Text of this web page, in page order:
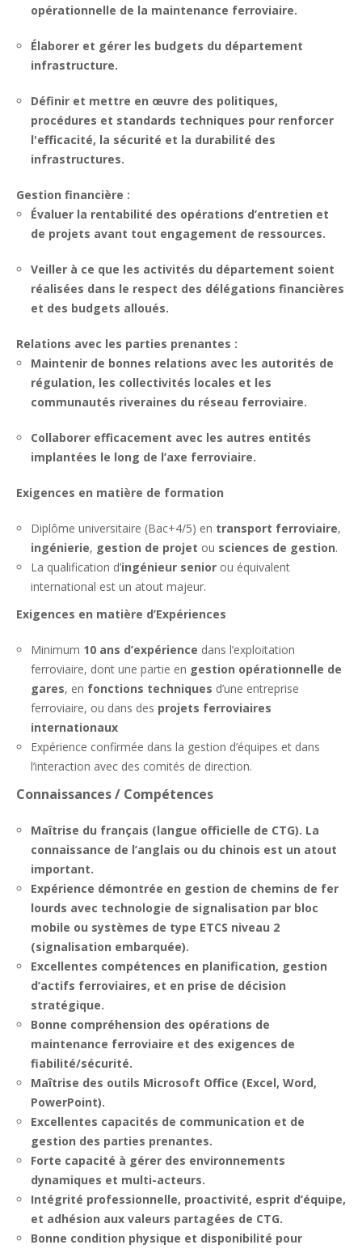
opérationnelle de la maintenance ferroviaire.
Élaborer et gérer les budgets du département
infrastructure.
Définir et mettre en œuvre des politiques,
procédures et standards techniques pour renforcer
l'efficacité, la sécurité et la durabilité des
infrastructures.
Gestion financière :
Évaluer la rentabilité des opérations d’entretien et
de projets avant tout engagement de ressources.
Veiller à ce que les activités du département soient
réalisées dans le respect des délégations financières
et des budgets alloués.
Relations avec les parties prenantes :
Maintenir de bonnes relations avec les autorités de
régulation, les collectivités locales et les
communautés riveraines du réseau ferroviaire.
Collaborer efficacement avec les autres entités
implantées le long de l’axe ferroviaire.
Exigences en matière de formation
Diplôme universitaire (Bac+4/5) en transport ferroviaire,
ingénierie, gestion de projet ou sciences de gestion.
La qualification d’ingénieur senior ou équivalent
international est un atout majeur.
Exigences en matière d’Expériences
Minimum 10 ans d’expérience dans l’exploitation
ferroviaire, dont une partie en gestion opérationnelle de
gares, en fonctions techniques d’une entreprise
ferroviaire, ou dans des projets ferroviaires
internationaux
Expérience confirmée dans la gestion d’équipes et dans
l’interaction avec des comités de direction.
Connaissances / Compétences
Maîtrise du français (langue officielle de CTG). La
connaissance de l’anglais ou du chinois est un atout
important.
Expérience démontrée en gestion de chemins de fer
lourds avec technologie de signalisation par bloc
mobile ou systèmes de type ETCS niveau 2
(signalisation embarquée).
Excellentes compétences en planification, gestion
d’actifs ferroviaires, et en prise de décision
stratégique.
Bonne compréhension des opérations de
maintenance ferroviaire et des exigences de
fiabilité/sécurité.
Maîtrise des outils Microsoft Office (Excel, Word,
PowerPoint).
Excellentes capacités de communication et de
gestion des parties prenantes.
Forte capacité à gérer des environnements
dynamiques et multi-acteurs.
Intégrité professionnelle, proactivité, esprit d’équipe,
et adhésion aux valeurs partagées de CTG.
Bonne condition physique et disponibilité pour